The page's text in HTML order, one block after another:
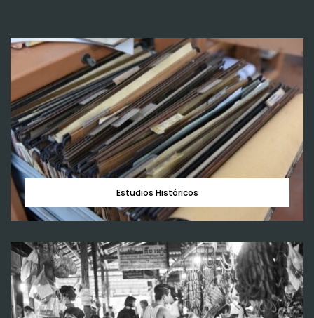
Estudios Históricos